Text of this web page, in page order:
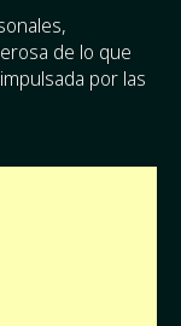
de lo que
por las